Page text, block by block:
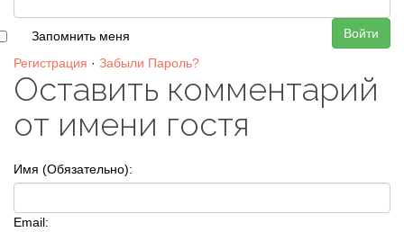
Войти
Запомнить меня
Регистрация · Забыли Пароль?
Оставить комментарий
от имени гостя
Имя (Обязательно):
Email: